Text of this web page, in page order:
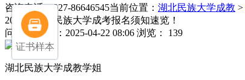
咨询电话：027-86646545当前位置： 湖北民族大学成教 >
2025年湖北民族大学成考报名须知速览！
问
发布日期：2025-04-22 08:06 浏览： 139
湖北民族大学成教学姐
证书样本